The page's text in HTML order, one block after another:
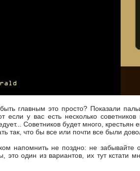
главным это просто? Показали
если у вас есть несколько
Советников будет много,
так, что бы все или почти все были
напомнить не поздно: не забывайте
это один из вариантов, их тут кстати